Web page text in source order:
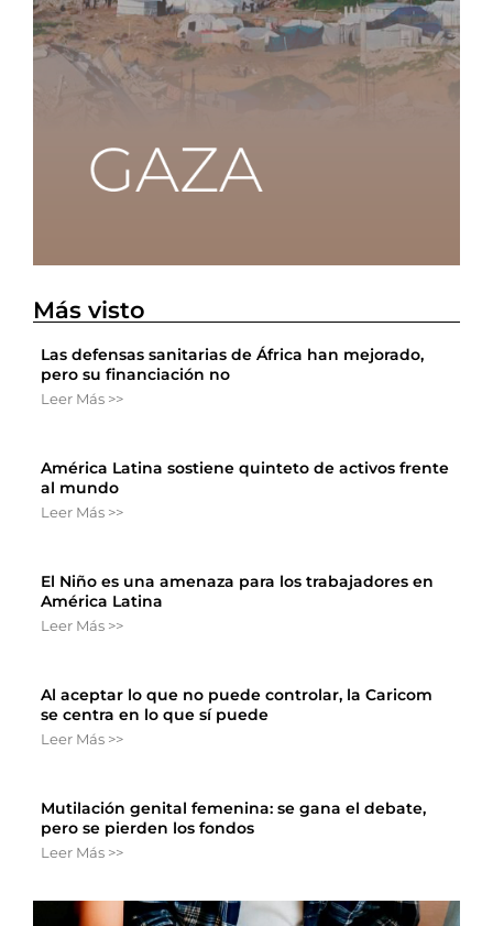
Más visto
Las defensas sanitarias de África han mejorado,
pero su financiación no
Leer Más >>
América Latina sostiene quinteto de activos frente
al mundo
Leer Más >>
El Niño es una amenaza para los trabajadores en
América Latina
Leer Más >>
Al aceptar lo que no puede controlar, la Caricom
se centra en lo que sí puede
Leer Más >>
Mutilación genital femenina: se gana el debate,
pero se pierden los fondos
Leer Más >>